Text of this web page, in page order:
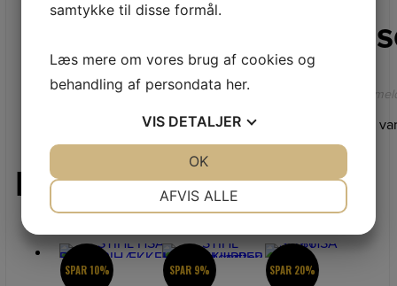
Der er endnu ikke nogle
Kun kunder, der er logget ind og har købt denne
Relaterede varer
SPAR 10% SPAR 9% SPAR 20%
samtykke til disse formål.
Læs mere om vores brug af cookies og
behandling af persondata her.
VIS DETALJER
MARKETING STATISTIK
AFVIS ALLE
OK